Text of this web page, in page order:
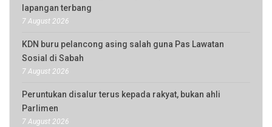
lapangan terbang
7 August 2026
KDN buru pelancong asing salah guna Pas Lawatan
Sosial di Sabah
7 August 2026
Peruntukan disalur terus kepada rakyat, bukan ahli
Parlimen
7 August 2026